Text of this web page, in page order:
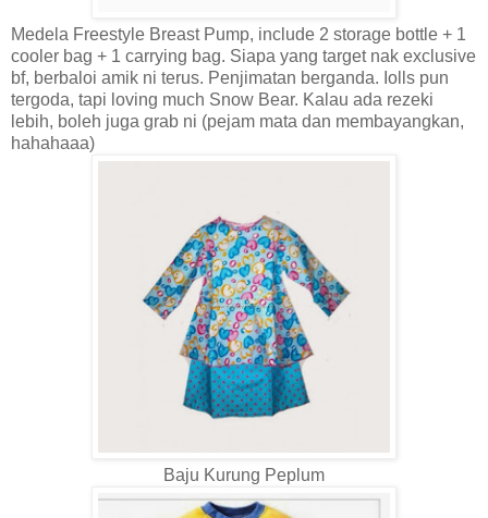
Medela Freestyle Breast Pump, include 2 storage bottle + 1
cooler bag + 1 carrying bag. Siapa yang target nak exclusive
bf, berbaloi amik ni terus. Penjimatan berganda. Iolls pun
tergoda, tapi loving much Snow Bear. Kalau ada rezeki
lebih, boleh juga grab ni (pejam mata dan membayangkan,
hahahaaa)
Baju Kurung Peplum